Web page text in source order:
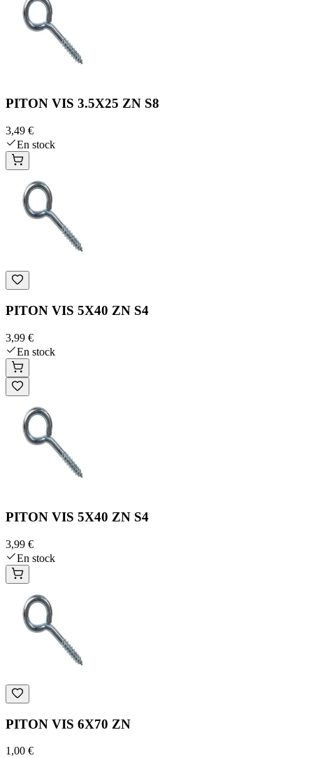
PITON VIS 3.5X25 ZN S8
3,49 €
En stock
PITON VIS 5X40 ZN S4
3,99 €
En stock
PITON VIS 5X40 ZN S4
3,99 €
En stock
PITON VIS 6X70 ZN
1,00 €